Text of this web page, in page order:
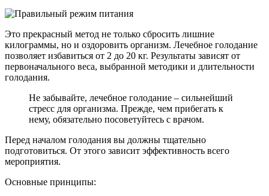
Это прекрасный метод не только сбросить лишние
килограммы, но и оздоровить организм. Лечебное голодание
позволяет избавиться от 2 до 20 кг. Результаты зависят от
первоначального веса, выбранной методики и длительности
голодания.
Не забывайте, лечебное голодание – сильнейший
стресс для организма. Прежде, чем прибегать к
нему, обязательно посоветуйтесь с врачом.
Перед началом голодания вы должны тщательно
подготовиться. От этого зависит эффективность всего
мероприятия.
Основные принципы: